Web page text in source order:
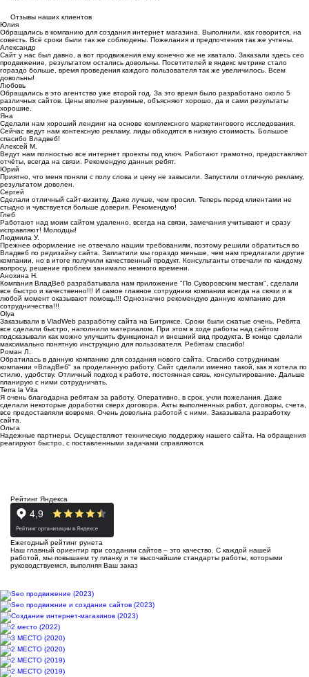
Отзывы наших клиентов
Юлия
Обращались в компанию для создания интернет магазина. Выполнили, как говорится, на
совесть. Всё сроки были так же соблюдены. Пожелания и предпочтения так же учтены.
Александр
Сайт у нас был давно, а вот продвижения ему конечно же не хватало. Заказали здесь сео
продвижение, результатом остались довольны. Посетителей в яндекс метрике стало
гораздо больше, время проведения каждого пользователя так же увеличилось. Всем
довольны!
Любовь
Обращались в это агентство уже второй год. За это время было разработано около 5
различных сайтов. Цены вполне разумные, объясняют хорошо, да и сами результаты
хорошие.
Яна
Сделали нам хороший лендинг на основе комплексного маркетингового исследования.
Сейчас ведут нам контексную рекламу, лиды обходятся в низкую стоимость. Большое
спасибо Владвеб!
Алексей М.
Ведут нам полностью все интернет проекты под ключ. Работают грамотно, предоставляют
отчёты, всегда на связи. Рекомендую данных ребят.
Юрий
Приятно, что меня поняли с полу слова и цену не завысили. Запустили отличную рекламу,
результатом доволен.
Сергей
Сделали отличный сайт-визитку. Даже лучше, чем просил. Теперь перед клиентами не
стыдно и чувствуется больше доверия. Рекомендую!
Глеб
Работают над моим сайтом удаленно, всегда на связи, замечания учитывают и сразу
исправляют! Молодцы!
Людмила У.
Прежнее оформление не отвечало нашим требованиям, поэтому решили обратиться во
Владвеб по редизайну сайта. Заплатили мы гораздо меньше, чем нам предлагали другие
компании, но в итоге получили качественный продукт. Консультанты отвечали по каждому
вопросу, решение проблем занимало немного времени.
Анохина Н.
Компания ВладВеб разрабатывала нам приложение "По Суворовским местам", сделали
все быстро и качественно!!! И самое главное сотрудники компании всегда на связи и в
любой момент оказывают помощь!!! Однозначно рекомендую данную компанию для
сотрудничества!!!
Olya
Заказывали в VladWeb разработку сайта на Битриксе. Сроки были сжатые очень. Ребята
все сделали быстро, наполнили материалом. При этом в ходе работы над сайтом
подсказывали как можно улучшить функционал и внешний вид продукта. В конце сделали
максимально понятную инструкцию для пользователя. Ребятам спасибо!
Роман Л.
Обратилась в данную компанию для создания нового сайта. Спасибо сотрудникам
компании «ВладВеб" за проделанную работу. Сайт сделали именно такой, как я хотела по
стилю, удобству. Отличный подход к работе, постоянная связь, консультирование. Дальше
планирую с ними сотрудничать.
Terra la Vita
Я очень благодарна ребятам за работу. Оперативно, в срок, учли пожелания. Даже
сделали некоторые доработки сверх договора. Акты выполненных работ, договоры, счета,
все предоставляли вовремя. Очень довольна работой с ними. Заказывала разработку
сайта.
Ольга
Надежные партнеры. Осуществляют техническую поддержку нашего сайта. На обращения
реагируют быстро, с поставленными задачами справляются.
Рейтинг Яндекса
Ежегодный рейтинг рунета
Наш главный ориентир при создании сайтов – это качество. С каждой нашей
работой, мы повышаем ту планку и те высочайшие стандарты работы, которыми
руководствуемся, выполняя Ваш заказ